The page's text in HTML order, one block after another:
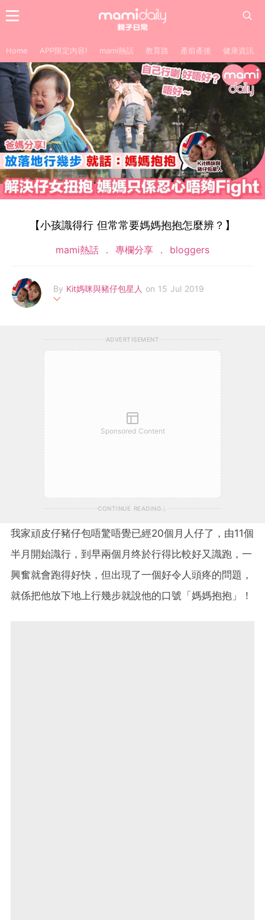
Home APP限定內容! mami熱話 教育路 產前產後 健康資訊
【小孩識得行 但常常要媽媽抱抱怎麼辨？】
mami熱話 專欄分享 bloggers
By Kit媽咪與豬仔包星人 on 15 Jul 2019
室都會去試玩，雖然照顧他十分疲累，但見到他日漸成長有大滿足
感，希望可以同各位媽媽分享親子旅遊、育兒、教育等心得，多作
ADVERTISEMENT
Sponsored Content
CONTINUE READING
我家頑皮仔豬仔包唔驚唔覺已經20個月人仔了，由11個
半月開始識行，到早兩個月终於行得比較好又識跑，一
興奮就會跑得好快，但出現了一個好令人頭疼的問題，
就係把他放下地上行幾步就說他的口號「媽媽抱抱」！